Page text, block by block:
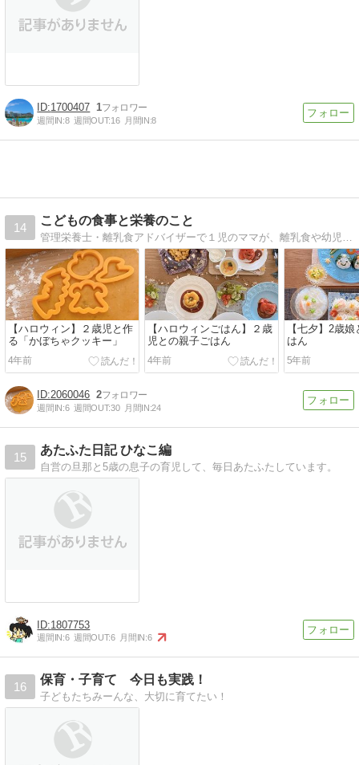
1700407 1
週間IN:8 週間OUT:16 月間IN:8
14
こどもの食事と栄養のこと
管理栄養士・離乳食アドバイザーで１児のママが、離乳食や幼児食など、こどもの食事と栄養について書いています。
【ハロウィン】２歳児と作
る「かぼちゃクッキー」
4年前
【ハロウィンごはん】２歳
児との親子ごはん
4年前
【七夕】2歳
はん
5年前
2060046 2
週間IN:6 週間OUT:30 月間IN:24
15
あたふた日記 ひなこ編
自営の旦那と5歳の息子の育児して、毎日あたふたしています。
1807753
週間IN:6 週間OUT:6 月間IN:6
16
保育・子育て 今日も実践！
子どもたちみーんな、大切に育てたい！